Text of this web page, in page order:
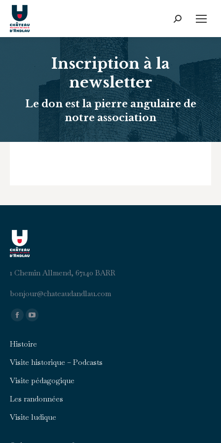
Recherche
:
Inscription à la
newsletter
Le don est la pierre angulaire de
notre association
1 Chemin Allmend, 67140 BARR
moc.u
aldna
duaet
ahc@r
uojno
b
Trouvez nous sur :
Facebook
opens
in
window
YouTube
opens
in
window
Histoire
Visite historique – Podcasts
Visite pédagogique
Les randonnées
Visite ludique